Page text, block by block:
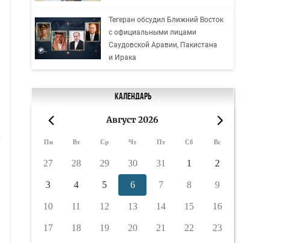
Тегеран обсудил Ближний Восток
с официальными лицами
Саудовской Аравии, Пакистана
и Ирака
Календарь
Август 2026
Пн Вт Ср Чт Пт Сб Вс
27 28 29 30 31 1 2
3 4 5 6 7 8 9
10 11 12 13 14 15 16
17 18 19 20 21 22 23